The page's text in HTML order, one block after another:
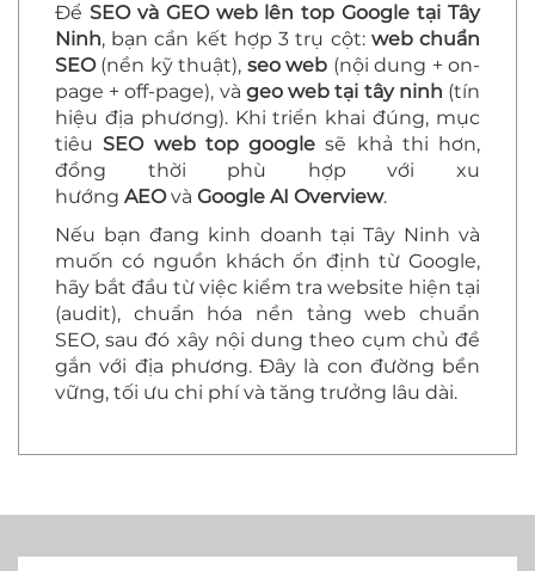
Để SEO và GEO web lên top Google tại Tây
Ninh, bạn cần kết hợp 3 trụ cột: web chuẩn
SEO(nền kỹ thuật), seo web (nội dung + on-
page + off-page), và geo web tại tây ninh (tín
hiệu địa phương). Khi triển khai đúng, mục
tiêuSEO web top google sẽ khả thi hơn,
đồng thời phù hợp với xu
hướng AEOvà Google AI Overview.
Nếu bạn đang kinh doanh tại Tây Ninh và
muốn có nguồn khách ổn định từ Google,
hãy bắt đầu từ việc kiểm tra website hiện tại
(audit), chuẩn hóa nền tảng web chuẩn
SEO, sau đó xây nội dung theo cụm chủ đề
gắn với địa phương. Đây là con đường bền
vững, tối ưu chi phí và tăng trưởng lâu dài.